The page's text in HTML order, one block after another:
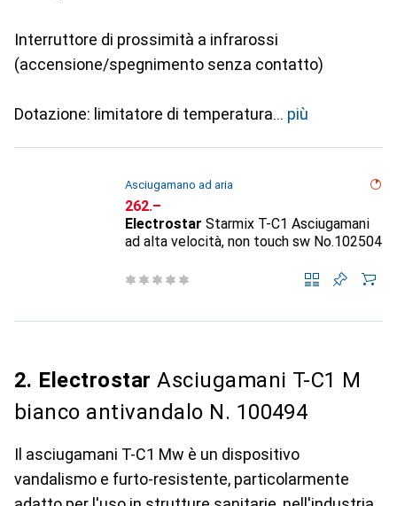
Interruttore di prossimità a infrarossi
(accensione/spegnimento senza contatto)
Dotazione: limitatore di temperatura più
Asciugamano ad aria
CHF
262.–
Electrostar Starmix T-C1 Asciugamani
ad alta velocità, non touch sw No.102504
2. Electrostar Asciugamani T-C1 M
bianco antivandalo N. 100494
Il asciugamani T-C1 Mw è un dispositivo
vandalismo e furto-resistente, particolarmente